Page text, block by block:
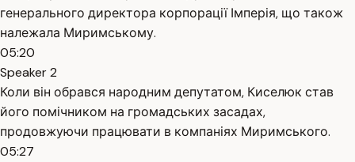
генерального директора корпорації Імперія, що також
належала Миримському.
05:20
Speaker 2
Коли він обрався народним депутатом, Киселюк став
його помічником на громадських засадах,
продовжуючи працювати в компаніях Миримського.
05:27